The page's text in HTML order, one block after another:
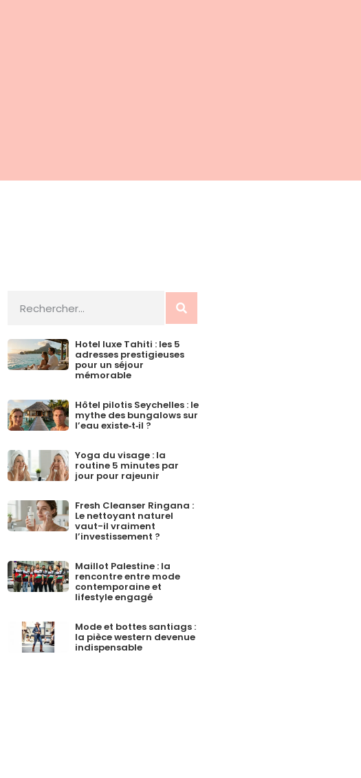
Hotel luxe Tahiti : les 5
adresses prestigieuses
pour un séjour
mémorable
Hôtel pilotis Seychelles : le
mythe des bungalows sur
l’eau existe‑t‑il ?
Yoga du visage : la
routine 5 minutes par
jour pour rajeunir
Fresh Cleanser Ringana :
Le nettoyant naturel
vaut-il vraiment
l’investissement ?
Maillot Palestine : la
rencontre entre mode
contemporaine et
lifestyle engagé
Mode et bottes santiags :
la pièce western devenue
indispensable